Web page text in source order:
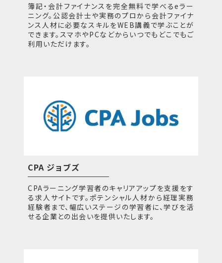
簿記・会計ファイナンスを完全無料で学べるeラー
ニング。公認会計士や実務のプロから会計ファイナ
ンス人材に必要なスキルをWEB講義で学ぶことが
できます。スマホやPCなどからいつでもどこでもご
利用いただけます。
CPA ジョブズ
CPAラーニング学習者のキャリアアップを支援をす
る求人サイトです。ポテンシャル人材から経理実務
経験者まで、幅広いステージの学習者に、学びを活
せる企業との出会いを提供いたします。